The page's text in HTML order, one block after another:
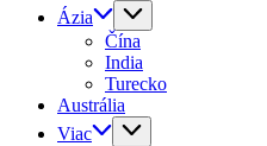
Ázia
Čína
India
Turecko
Austrália
Viac